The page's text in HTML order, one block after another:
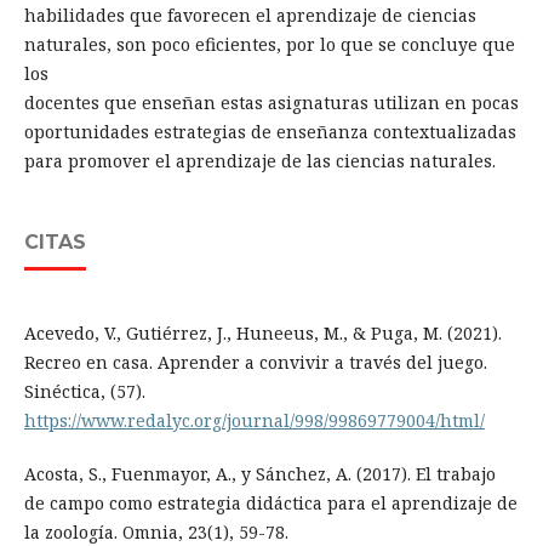
habilidades que favorecen el aprendizaje de ciencias
naturales, son poco eficientes, por lo que se concluye que
los
docentes que enseñan estas asignaturas utilizan en pocas
oportunidades estrategias de enseñanza contextualizadas
para promover el aprendizaje de las ciencias naturales.
CITAS
Acevedo, V., Gutiérrez, J., Huneeus, M., & Puga, M. (2021).
Recreo en casa. Aprender a convivir a través del juego.
Sinéctica, (57).
https://www.redalyc.org/journal/998/99869779004/html/
Acosta, S., Fuenmayor, A., y Sánchez, A. (2017). El trabajo
de campo como estrategia didáctica para el aprendizaje de
la zoología. Omnia, 23(1), 59-78.